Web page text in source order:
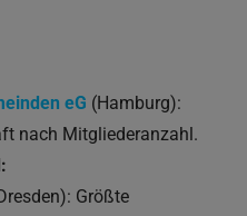
eG (Hamburg):
nach Mitgliederanzahl.
Größte